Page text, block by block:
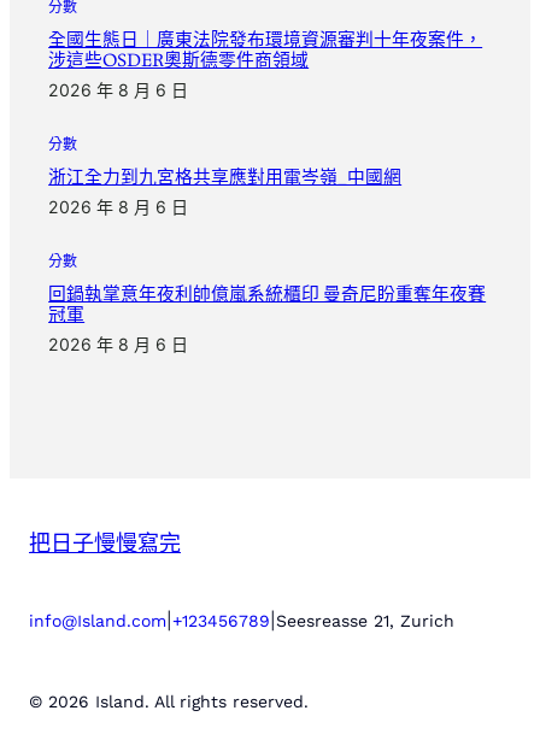
分數
全國生態日｜廣東法院發布環境資源審判十年夜案件，
涉這些OSDER奧斯德零件商領域
2026 年 8 月 6 日
分數
浙江全力到九宮格共享應對用電岑嶺_中國網
2026 年 8 月 6 日
分數
回鍋執掌意年夜利帥億嵐系統櫃印 曼奇尼盼重奪年夜賽
冠軍
2026 年 8 月 6 日
把日子慢慢寫完
info@Island.com +123456789 Seesreasse 21, Zurich
© 2026 Island. All rights reserved.